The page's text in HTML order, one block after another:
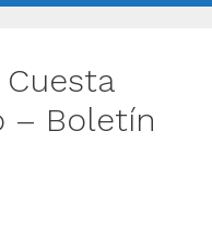
– Boletín